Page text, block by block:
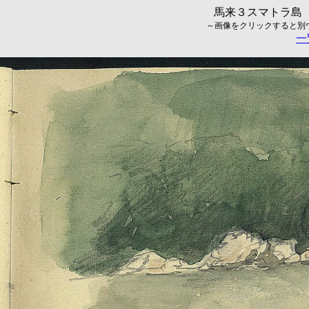
馬来３スマトラ島
～画像をクリックすると
一